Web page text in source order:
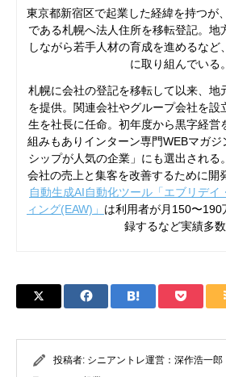
東京都新宿区で起業した経緯を持つが
である札幌へ法人住所を移転登記。地
しながら若手人材の育成を進めるなど
に取り組んでいる。
札幌に会社の登記を移転して以来、地
を提供。関連会社やグループ会社を設
生を社長に任命。初年度から黒字経営
組みもありインターン専門WEBマガ
シップが人気の企業」にも選出される
会社の売上と集客を改善するために開
自動生成AI自動化ツール「エブリデイ
ィング(EAW)」 は利用者が月150〜
録するなど実績多数
投稿者: シニアントレ運営：深作浩一郎